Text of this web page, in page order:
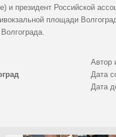
и президент Российской
площади
Автор
Дата
Дата